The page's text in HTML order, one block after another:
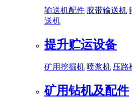
输送机配件 胶带输送机
送机
提升贮运设备
矿用挖掘机 喷浆机 压路
矿用钻机及配件